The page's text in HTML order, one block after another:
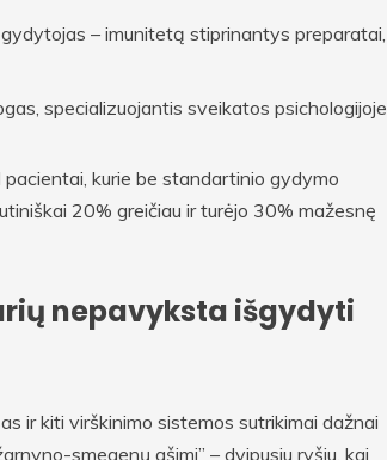
– imunitetą stiprinantys preparatai,
specializuojantis sveikatos psichologijoje
kurie be standartinio gydymo
20% greičiau ir turėjo 30% mažesnę
nepavyksta išgydyti
ir kiti virškinimo sistemos sutrikimai dažnai
smegenų ašimi” – dvipusiu ryšiu, kai